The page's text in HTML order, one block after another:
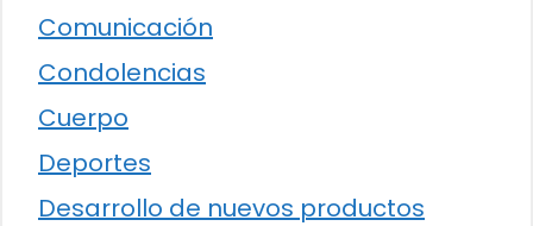
Comunicación
Condolencias
Cuerpo
Deportes
Desarrollo de nuevos productos